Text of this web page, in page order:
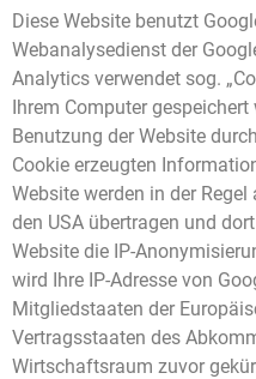
Diese Website benutzt
Webanalysedienst der
Analytics verwendet sog.
Ihrem Computer
Benutzung der Website
Cookie erzeugten
Website werden in der
den USA übertragen und
Website die IP-
wird Ihre IP-Adresse von
Mitgliedstaaten der
Vertragsstaaten des
Wirtschaftsraum zuvor